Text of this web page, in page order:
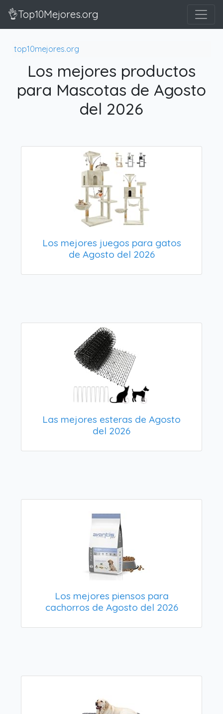
👌Top10Mejores.org
top10mejores.org
Los mejores productos
para Mascotas de Agosto
del 2026
Los mejores juegos para gatos
de Agosto del 2026
Las mejores esteras de Agosto
del 2026
Los mejores piensos para
cachorros de Agosto del 2026